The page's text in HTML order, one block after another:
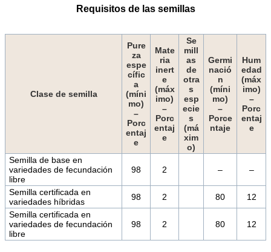
Requisitos de las semillas
Clase de semilla
Pure
za
espe
cífic
a
(míni
mo)
–
Porc
entaj
e
Mate
ria
inert
e
(máx
imo)
–
Porc
entaj
e
Se
mill
as
de
otra
s
esp
ecie
s
(má
xim
o)
Germi
nació
n
(míni
mo)
–
Porce
ntaje
Hum
edad
(máx
imo)
–
Porc
entaj
e
Semilla de base en
variedades de fecundación
libre
98 2 – –
Semilla certificada en
variedades híbridas
98 2 80
12
Semilla certificada en
variedades de fecundación
libre
98 2 80 12